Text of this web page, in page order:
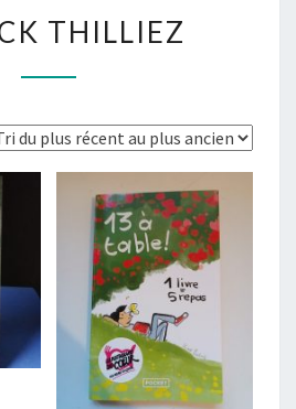
THILLIEZ
THILLIEZ